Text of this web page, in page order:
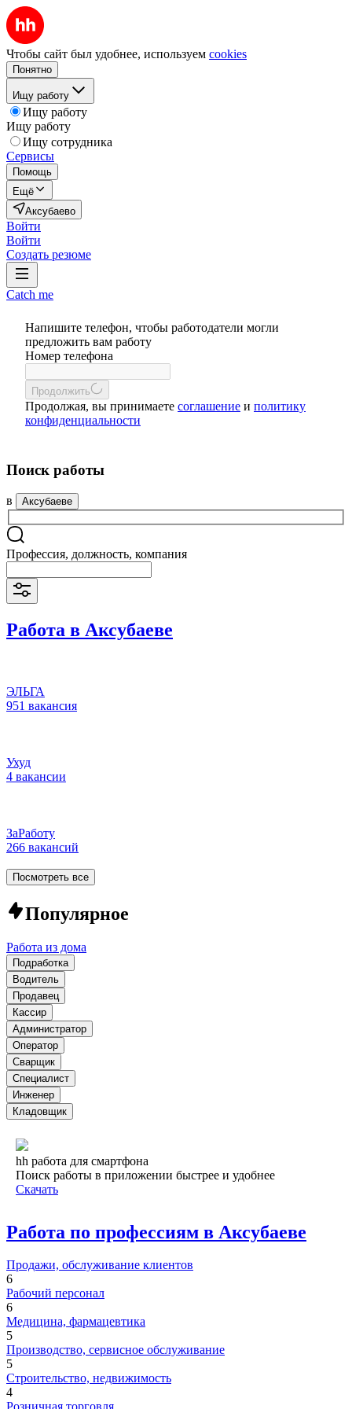
Чтобы сайт был удобнее, используем cookies
Понятно
Ищу работу
Ищу работу
Ищу работу
Ищу сотрудника
Сервисы
Помощь
Ещё
Аксубаево
Войти
Войти
Создать резюме
Catch me
Напишите телефон, чтобы работодатели могли
предложить вам работу
Номер телефона
Продолжить
Продолжая, вы принимаете соглашение и политику
конфиденциальности
Поиск работы
в Аксубаеве
Профессия, должность, компания
Работа в Аксубаеве
ЭЛЬГА
951 вакансия
Ухуд
4 вакансии
ЗаРаботу
266 вакансий
Посмотреть все
Популярное
Работа из дома
Подработка
Водитель
Продавец
Кассир
Администратор
Оператор
Сварщик
Специалист
Инженер
Кладовщик
hh работа для смартфона
Поиск работы в приложении быстрее и удобнее
Скачать
Работа по профессиям в Аксубаеве
Продажи, обслуживание клиентов
6
Рабочий персонал
6
Медицина, фармацевтика
5
Производство, сервисное обслуживание
5
Строительство, недвижимость
4